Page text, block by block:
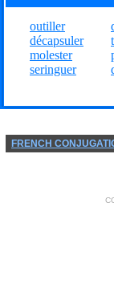
outiller
décapsuler
molester
seringuer
FRENCH